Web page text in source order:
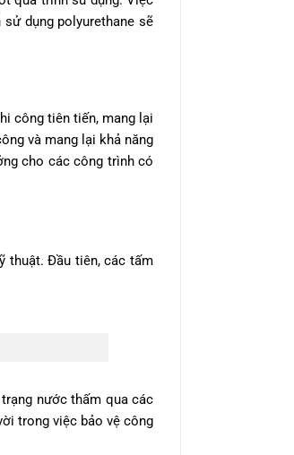
dụng polyurethane sẽ
công tiên tiến, mang lại
và mang lại khả năng
cho các công trình có
thuật. Đầu tiên, các tấm
nước thấm qua các
trong việc bảo vệ công